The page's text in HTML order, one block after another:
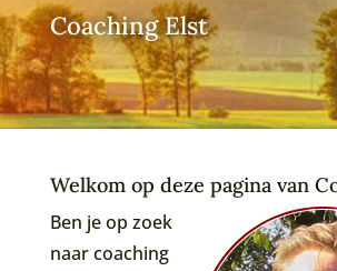
Coaching Elst
Welkom op deze pagina van
Ben je op zoek
naar coaching